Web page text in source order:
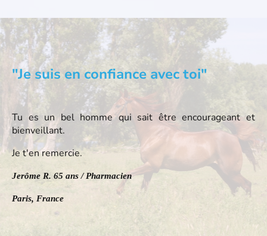
"Je suis en confiance avec toi"
Tu es un bel homme qui sait être encourageant et
bienveillant.
Je t'en remercie.
Jerôme R. 65 ans / Pharmacien
Paris, France